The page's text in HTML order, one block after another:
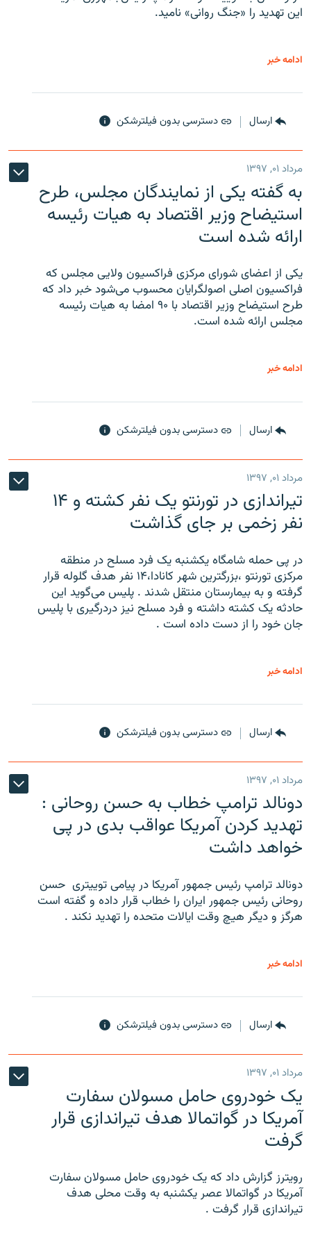
این تهدید را «جنگ روانی» نامید.
ادامه خبر
ارسال دسترسی بدون فیلترشکن
مرداد ۰۱, ۱۳۹۷
به گفته یکی از نمایندگان مجلس، طرح
استیضاح وزیر اقتصاد به هیات رئیسه
ارائه شده است
یکی از اعضای شورای مرکزی فراکسیون ولایی مجلس که
فراکسیون اصلی اصولگرایان محسوب می‌شود خبر داد که
طرح استیضاح وزیر اقتصاد با ۹۰ امضا به هیات رئیسه
مجلس ارائه شده است.
ادامه خبر
ارسال دسترسی بدون فیلترشکن
مرداد ۰۱, ۱۳۹۷
تیراندازی در تورنتو یک نفر کشته و ۱۴
نفر زخمی بر جای گذاشت
در پی حمله شامگاه یکشنبه یک فرد مسلح در منطقه
مرکزی تورنتو ،‌بزرگترین شهر کانادا،۱۴ نفر هدف گلوله قرار
گرفته و به بیمارستان منتقل شدند . پلیس می‌گوید این
حادثه یک کشته داشته و فرد مسلح نیز دردرگیری با پلیس
جان خود را از دست داده است .
ادامه خبر
ارسال دسترسی بدون فیلترشکن
مرداد ۰۱, ۱۳۹۷
دونالد ترامپ خطاب به حسن روحانی :
تهدید کردن آمریکا عواقب بدی در پی
خواهد داشت
دونالد ترامپ رئیس جمهور آمریکا در پیامی توییتری ‌ حسن
روحانی رئیس جمهور ایران را خطاب قرار داده و گفته است
هرگز و دیگر هیچ وقت ایالات متحده را تهدید نکند .
ادامه خبر
ارسال دسترسی بدون فیلترشکن
مرداد ۰۱, ۱۳۹۷
یک خودروی حامل مسولان سفارت
آمریکا در گواتمالا هدف تیراندازی قرار
گرفت
رویترز گزارش داد که یک خودروی حامل مسولان سفارت
آمریکا در گواتمالا عصر یکشنبه به وقت محلی هدف
تیراندازی قرار گرفت .